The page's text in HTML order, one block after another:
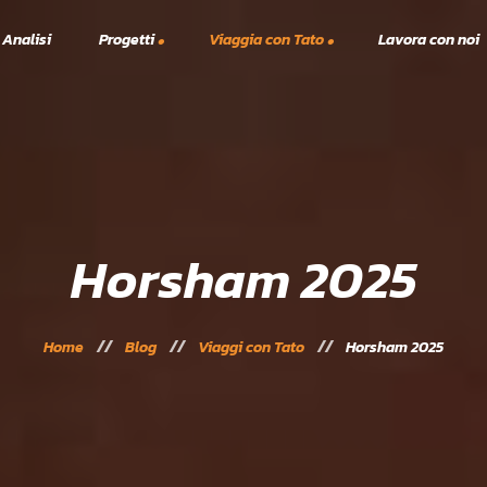
Analisi Progetti Viaggia con Tato
Lavora con noi
Horsham 2025
Home Blog Viaggi con Tato Horsham 2025